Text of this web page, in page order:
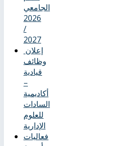
الجامعي
2026
/
2027
وظائف
قيادية
–
أكاديمية
السادات
للعلوم
الإدارية
فعاليات